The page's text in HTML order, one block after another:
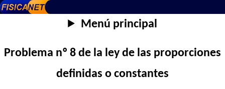
Menú principal
Problema nº 8 de la ley de las proporciones
definidas o constantes